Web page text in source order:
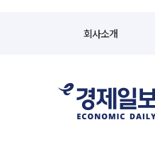
회사소개